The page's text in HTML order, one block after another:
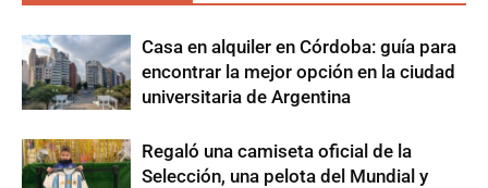
Casa en alquiler en Córdoba: guía para
encontrar la mejor opción en la ciudad
universitaria de Argentina
Regaló una camiseta oficial de la
Selección, una pelota del Mundial y